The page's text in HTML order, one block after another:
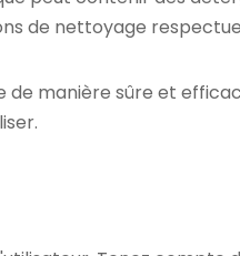
de nettoyage
manière sûre et